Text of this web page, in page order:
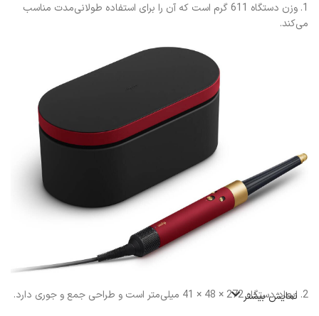
1. وزن دستگاه 611 گرم است که آن را برای استفاده طولانی‌مدت مناسب
می‌کند.
2. ابعاد دستگاه 272 × 48 × 41 میلی‌متر است و طراحی جمع‌ و جوری دارد. نمایش بیشتر